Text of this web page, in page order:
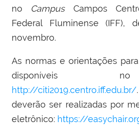
no Campus Campos
Federal Fluminense
novembro.
As normas e orientações
disponíveis
http://citi2019.centro.iff.edu.br/
deverão ser realizadas por
eletrônico: https://